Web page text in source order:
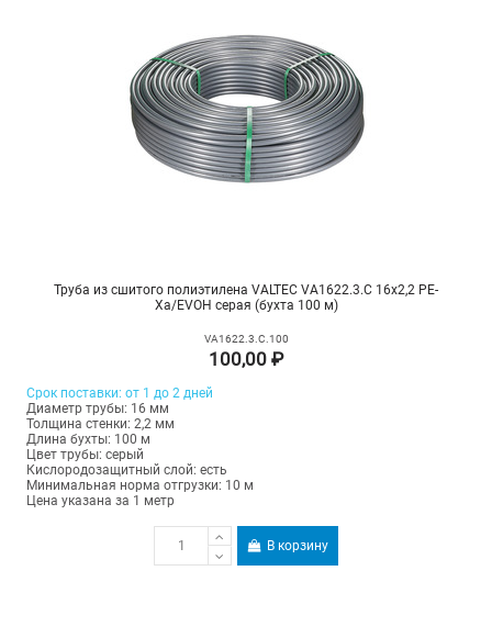
Труба из сшитого полиэтилена VALTEC VA1622.3.C 16х2,2 PE-
Xa/EVOH серая (бухта 100 м)
VA1622.3.C.100
100,00 ₽
Срок поставки: от 1 до 2 дней
Диаметр трубы: 16 мм
Толщина стенки: 2,2 мм
Длина бухты: 100 м
Цвет трубы: серый
Кислородозащитный слой: есть
Минимальная норма отгрузки: 10 м
Цена указана за 1 метр
В корзину